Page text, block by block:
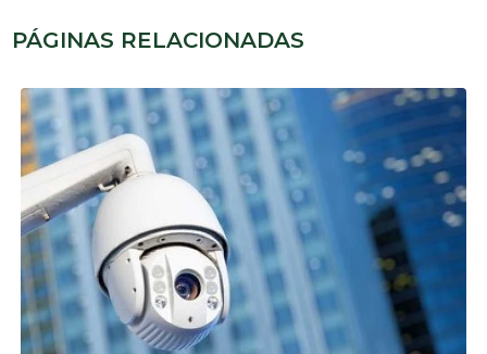
PÁGINAS RELACIONADAS